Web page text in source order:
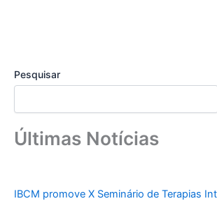
Pesquisar
Últimas Notícias
IBCM promove X Seminário de Terapias